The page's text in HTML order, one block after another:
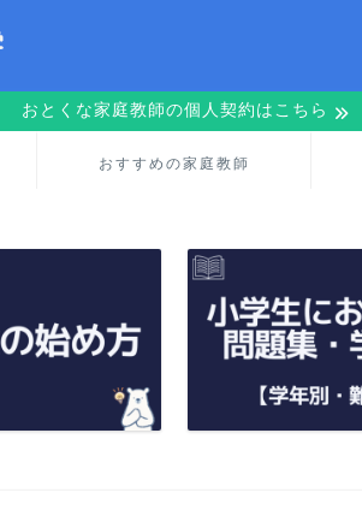
おとくな家庭教師の個人契約はこちら
おすすめの家庭教師